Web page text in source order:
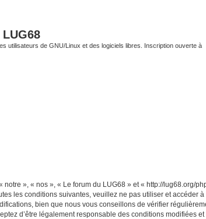
utilisateurs de GNU/Linux et des logiciels libres. Inscription ouverte à
», « nos », « Le forum du LUG68 » et « http://lug68.org/
les conditions suivantes, veuillez ne pas utiliser et accéder
bien que nous vous conseillons de vérifier
d’être légalement responsable des conditions modifiées et